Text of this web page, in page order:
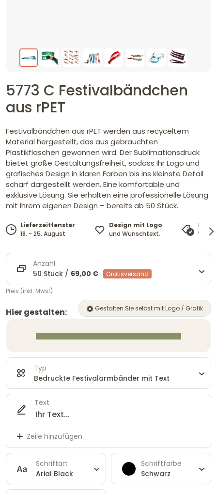
5773 C Festivalbändchen
aus rPET
Festivalbändchen aus rPET werden aus recyceltem
Material hergestellt, das aus gebrauchten
Plastikflaschen gewonnen wird. Der Sublimationsdruck
bietet große Gestaltungsfreiheit, sodass Ihr Logo und
grafisches Design in klaren Farben bis ins kleinste Detail
scharf dargestellt werden. Eine komfortable und
exklusive Lösung. Sie erhalten eine professionelle Lösung
mit Ihrem eigenen Design – bereits ab 50 Stück.
Lieferzeitfenster
18. - 25. August
Design mit Logo
und Wunschtext.
Wir
Anzahl
50 Stück / 69,00 € Gratisversand
Preis (inkl. Mwst)
Hier gestalten: Gestalten Sie selbst mit Logo / Grafik
Typ
Bedruckte Festivalarmbänder mit Text
Text
Zeile hinzufügen
Schriftart
Arial Black
Schriftfarbe
Schwarz